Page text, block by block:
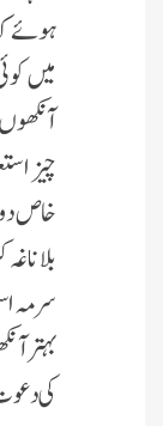
ہوئے
میں
چیز
خاص
بلا
سرمہ
بہتر
کی دعوت